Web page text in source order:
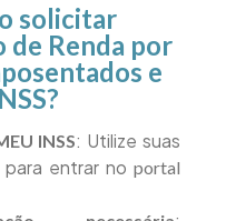
solicitar
de Renda por
e
INSS: Utilize suas
para entrar no portal